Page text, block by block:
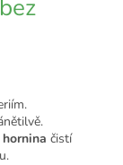
čistí